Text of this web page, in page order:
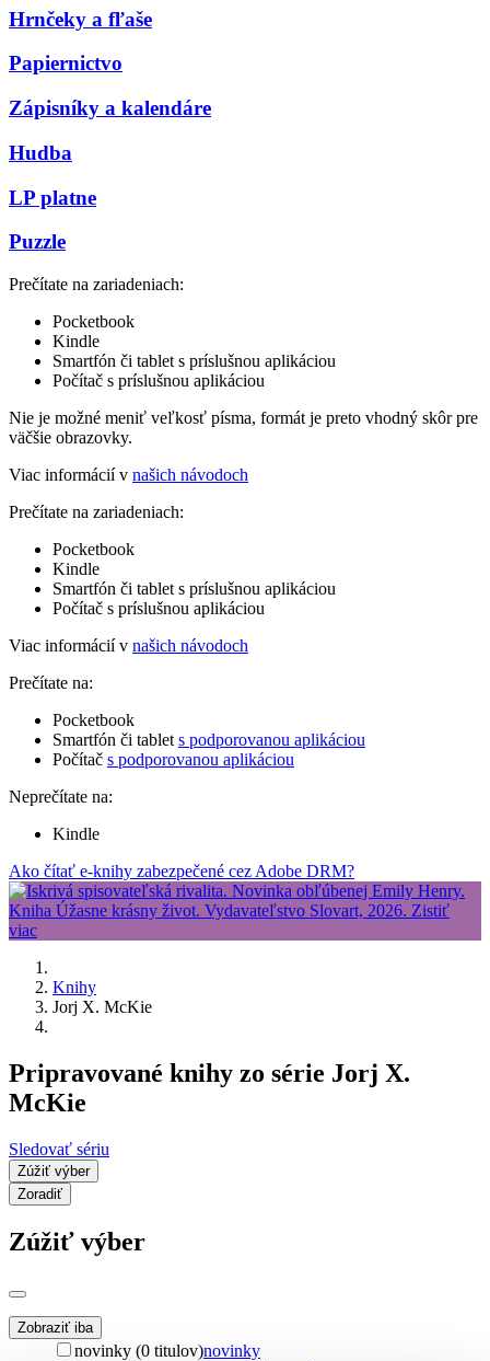
Hrnčeky a fľaše
Papiernictvo
Zápisníky a kalendáre
Hudba
LP platne
Puzzle
Prečítate na zariadeniach:
Pocketbook
Kindle
Smartfón či tablet s príslušnou aplikáciou
Počítač s príslušnou aplikáciou
Nie je možné meniť veľkosť písma, formát je preto vhodný skôr pre
väčšie obrazovky.
Viac informácií v našich návodoch
Prečítate na zariadeniach:
Pocketbook
Kindle
Smartfón či tablet s príslušnou aplikáciou
Počítač s príslušnou aplikáciou
Viac informácií v našich návodoch
Prečítate na:
Pocketbook
Smartfón či tablet s podporovanou aplikáciou
Počítač s podporovanou aplikáciou
Neprečítate na:
Kindle
Ako čítať e-knihy zabezpečené cez Adobe DRM?
Knihy
Jorj X. McKie
Pripravované knihy zo série Jorj X.
McKie
Sledovať sériu
Zúžiť výber
Zoradiť
Zúžiť výber
Zobraziť iba
novinky (0 titulov)novinky